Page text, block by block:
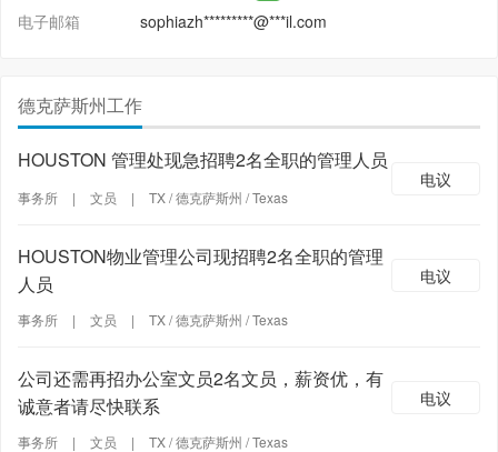
电子邮箱 sophiazh*********@***il.com
德克萨斯州工作
电议
HOUSTON 管理处现急招聘2名全职的管理人员
事务所 | 文员 | TX / 德克萨斯州 / Texas
电议
HOUSTON物业管理公司现招聘2名全职的管理
人员
事务所 | 文员 | TX / 德克萨斯州 / Texas
电议
公司还需再招办公室文员2名文员，薪资优，有
诚意者请尽快联系
事务所 | 文员 | TX / 德克萨斯州 / Texas